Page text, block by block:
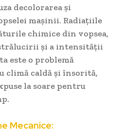
decolorarea și
mașinii. Radiațiile
chimice din vopsea,
și a intensității
este o problemă
climă caldă și însorită,
la soare pentru
Mecanice: